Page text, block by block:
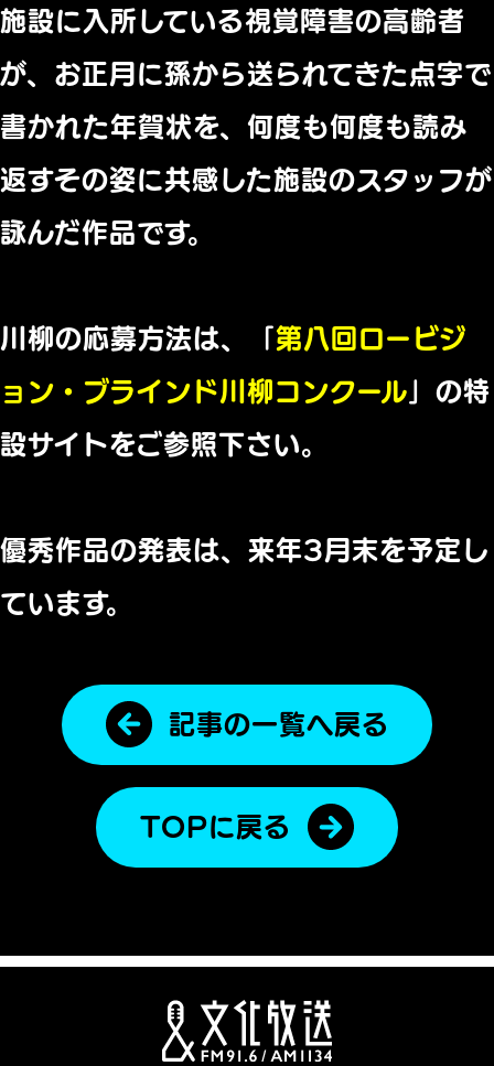
施設に入所している視覚障害の高齢者
が、お正月に孫から送られてきた点字で
書かれた年賀状を、何度も何度も読み
返すその姿に共感した施設のスタッフが
詠んだ作品です。
川柳の応募方法は、「第八回ロービジ
ョン・ブラインド川柳コンクール 」の特
設サイトをご参照下さい。
優秀作品の発表は、来年3月末を予定し
ています。
記事の一覧へ戻る
TOPに戻る